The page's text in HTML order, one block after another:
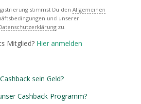
stimmst Du den Allgemeinen
und unserer
zu.
Mitglied? Hier anmelden
sein Geld?
Cashback-Programm?